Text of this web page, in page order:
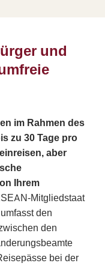
und
im Rahmen des
zu 30 Tage pro
aber
Ihrem
Mitgliedstaat
den
den
bei der